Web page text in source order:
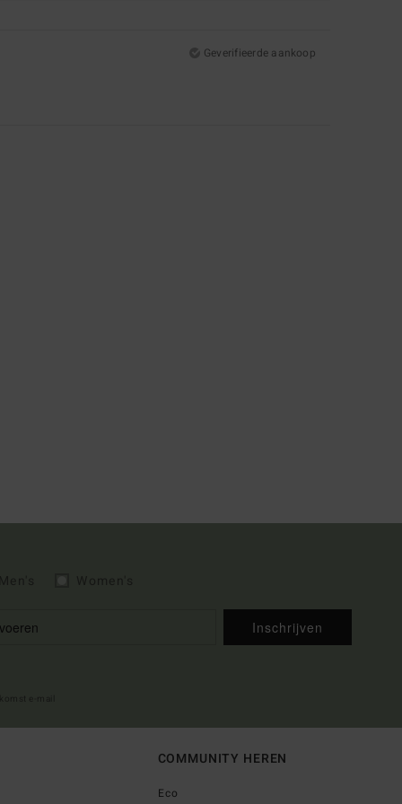
Geverifieerde aankoop
Inschrijven
COMMUNITY HEREN
Eco